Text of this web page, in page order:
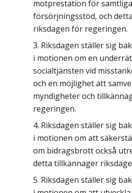
motprestation för
försörjningsstöd, och
riksdagen för regeringen.
Riksdagen ställer sig
i motionen om en
socialtjänsten vid
och en möjlighet att
myndigheter och
regeringen.
Riksdagen ställer sig
i motionen om att
om bidragsbrott också
detta tillkännager
Riksdagen ställer sig